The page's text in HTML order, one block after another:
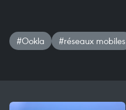
#Ookla #réseaux mobiles